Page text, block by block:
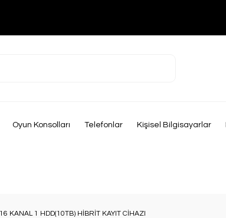
Oyun Konsolları Telefonlar Kişisel Bilgisayarlar
KANAL 1 HDD(10TB) HİBRİT KAYIT CİHAZI